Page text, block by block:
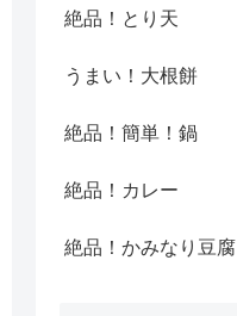
絶品！とり天
うまい！大根餅
絶品！簡単！鍋
絶品！カレー
絶品！かみなり豆腐